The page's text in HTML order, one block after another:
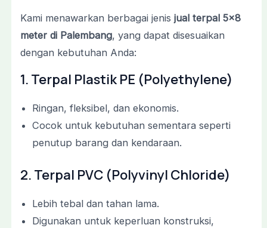
Kami menawarkan berbagai jenis jual terpal 5×8
meter di Palembang, yang dapat disesuaikan
dengan kebutuhan Anda:
1. Terpal Plastik PE (Polyethylene)
Ringan, fleksibel, dan ekonomis.
Cocok untuk kebutuhan sementara seperti
penutup barang dan kendaraan.
2. Terpal PVC (Polyvinyl Chloride)
Lebih tebal dan tahan lama.
Digunakan untuk keperluan konstruksi,